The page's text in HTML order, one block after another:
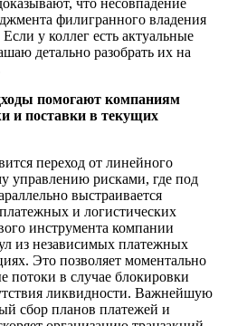
филигранного владения
у коллег есть актуальные
детально разобрать их на
помогают компаниям
и поставки в текущих
переход от линейного
управлению рисками, где под
выстраивается
и логистических
инструмента компании
из независимых платежных
Это позволяет моментально
потоки в случае блокировки
ликвидности. Важнейшую
сбор планов платежей и